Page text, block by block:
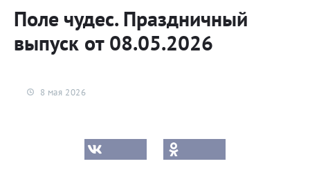
Поле чудес. Праздничный
выпуск от 08.05.2026
8 мая 2026